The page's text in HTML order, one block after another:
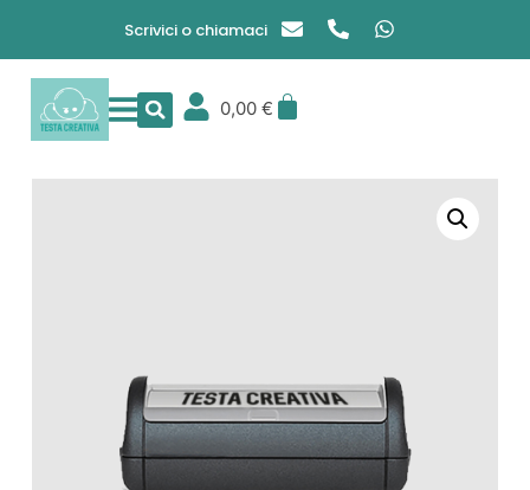
Scrivici o chiamaci
0,00€